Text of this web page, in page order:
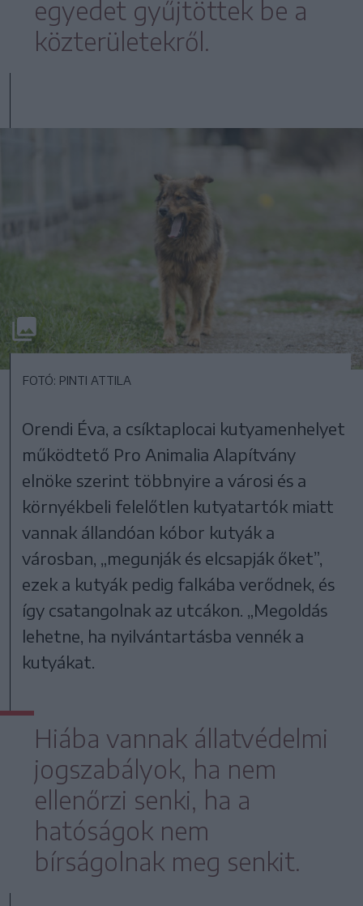
egyedet gyűjtöttek be a
közterületekről.
FOTÓ: PINTI ATTILA
Orendi Éva, a csíktaplocai kutyamenhelyet
működtető Pro Animalia Alapítvány
elnöke szerint többnyire a városi és a
környékbeli felelőtlen kutyatartók miatt
vannak állandóan kóbor kutyák a
városban, „megunják és elcsapják őket”,
ezek a kutyák pedig falkába verődnek, és
így csatangolnak az utcákon. „Megoldás
lehetne, ha nyilvántartásba vennék a
kutyákat.
Hiába vannak állatvédelmi
jogszabályok, ha nem
ellenőrzi senki, ha a
hatóságok nem
bírságolnak meg senkit.